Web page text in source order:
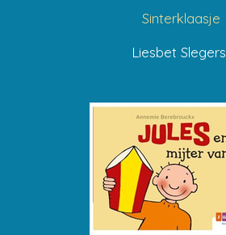
Sinterklaasje
Liesbet Slegers